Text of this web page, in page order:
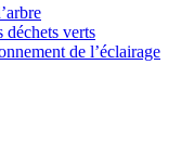
déchets verts
de l’éclairage